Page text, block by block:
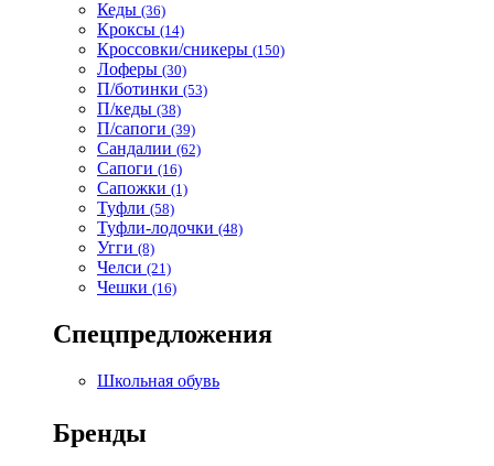
Кеды (36)
Кроксы (14)
Кроссовки/сникеры (150)
Лоферы (30)
П/ботинки (53)
П/кеды (38)
П/сапоги (39)
Сандалии (62)
Сапоги (16)
Сапожки (1)
Туфли (58)
Туфли-лодочки (48)
Угги (8)
Челси (21)
Чешки (16)
Спецпредложения
Школьная обувь
Бренды